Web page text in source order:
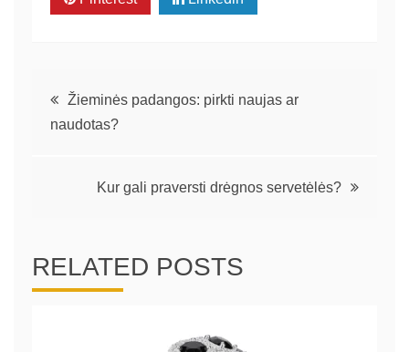
Navigacija
įrašų
Žieminės padangos: pirkti naujas ar
naudotas?
Kur gali praversti drėgnos servetėlės?
RELATED POSTS